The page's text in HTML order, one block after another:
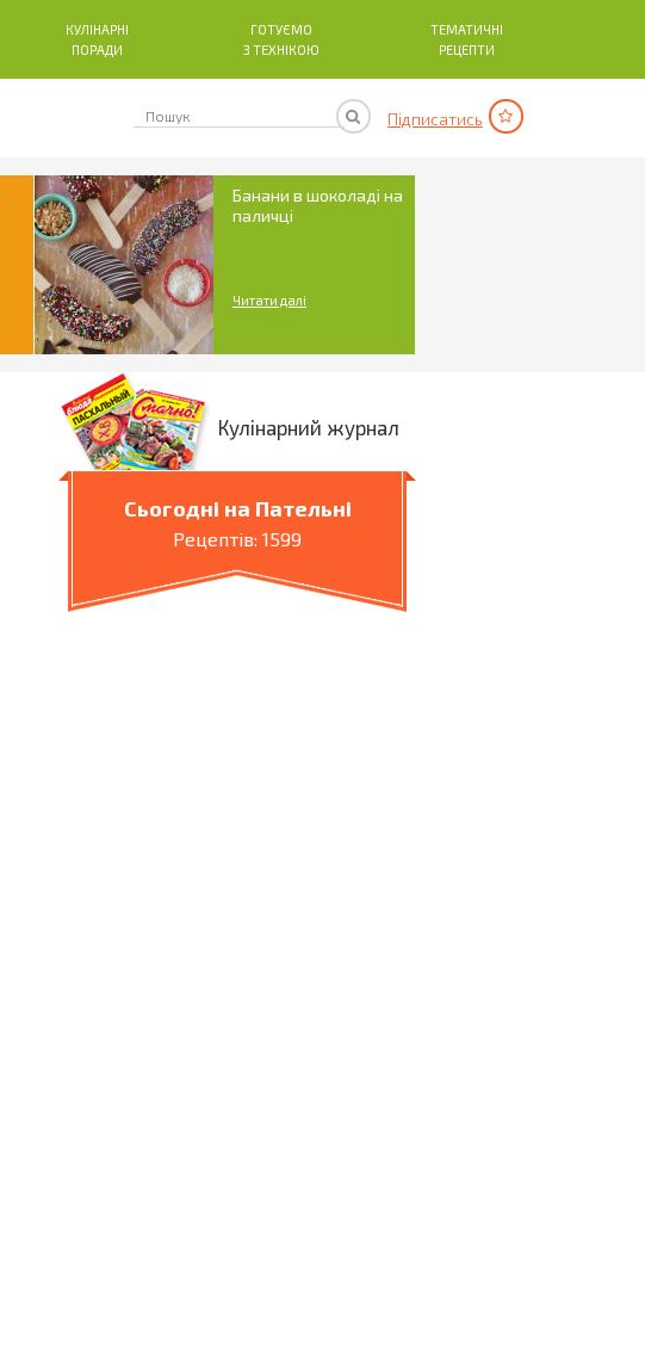
КУЛІНАРНІ
ПОРАДИ
ГОТУЄМО
З ТЕХНІКОЮ
ТЕМАТИЧНІ
РЕЦЕПТИ
Підписатись
Банани в шоколаді на
паличці
Читати далі
Кулінарний журнал
Сьогодні на Пательні
Рецептів: 1599